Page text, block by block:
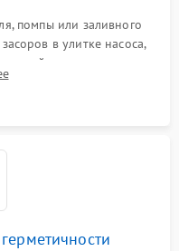
помпы или заливного
в улитке насоса,
ремонт платы
проводки.